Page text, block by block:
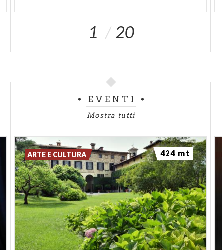
1 20
EVENTI
Mostra tutti
ARTE E CULTURA 424 mt